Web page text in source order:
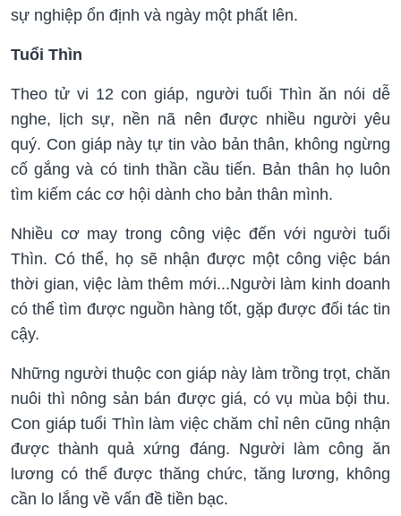
sự nghiệp ổn định và ngày một phất lên.
Tuổi Thìn
Theo tử vi 12 con giáp, người tuổi Thìn ăn nói dễ
nghe, lịch sự, nền nã nên được nhiều người yêu
quý. Con giáp này tự tin vào bản thân, không ngừng
cố gắng và có tinh thần cầu tiến. Bản thân họ luôn
tìm kiếm các cơ hội dành cho bản thân mình.
Nhiều cơ may trong công việc đến với người tuổi
Thìn. Có thể, họ sẽ nhận được một công việc bán
thời gian, việc làm thêm mới...Người làm kinh doanh
có thể tìm được nguồn hàng tốt, gặp được đối tác tin
cậy.
Những người thuộc con giáp này làm trồng trọt, chăn
nuôi thì nông sản bán được giá, có vụ mùa bội thu.
Con giáp tuổi Thìn làm việc chăm chỉ nên cũng nhận
được thành quả xứng đáng. Người làm công ăn
lương có thể được thăng chức, tăng lương, không
cần lo lắng về vấn đề tiền bạc.